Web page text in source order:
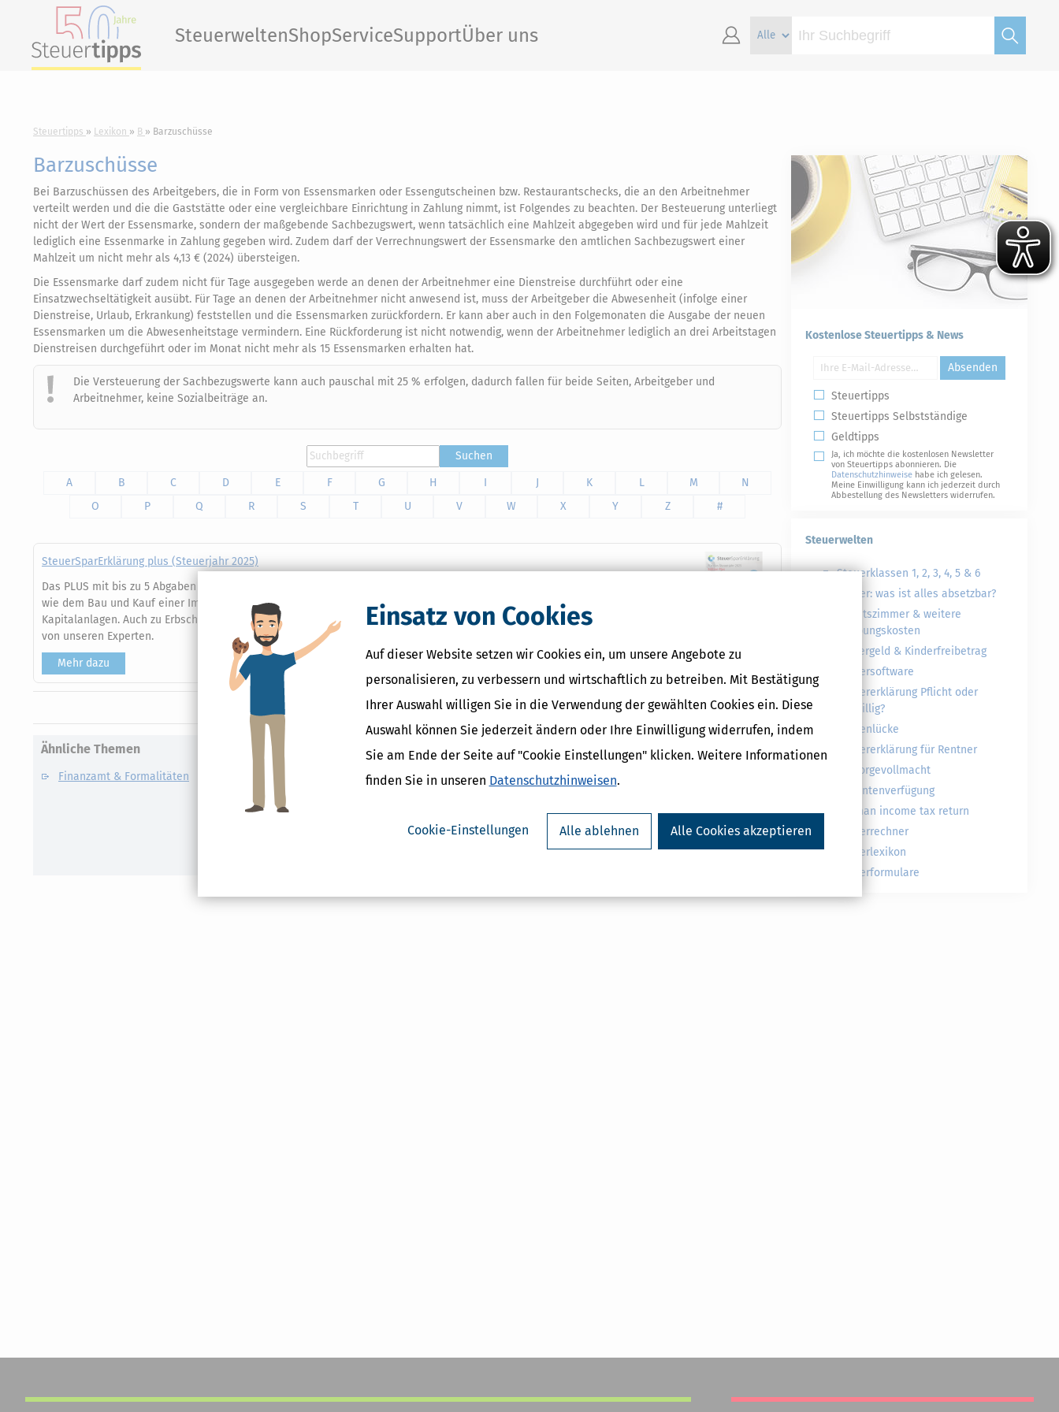
Einsatz von Cookies
Auf dieser Website setzen wir Cookies ein, um unsere Angebote zu
personalisieren, zu verbessern und wirtschaftlich zu betreiben. Mit Bestätigung
Ihrer Auswahl willigen Sie in die Verwendung der gewählten Cookies ein. Diese
Auswahl können Sie jederzeit ändern oder Ihre Einwilligung widerrufen, indem
Sie am Ende der Seite auf "Cookie Einstellungen" klicken. Weitere Informationen
finden Sie in unseren Datenschutzhinweisen.
Cookie-Einstellungen Alle ablehnen Alle Cookies akzeptieren
SteuerweltenShopServiceSupportÜber uns
Steuertipps Lexikon B Barzuschüsse
Barzuschüsse
Bei Barzuschüssen des Arbeitgebers, die in Form von Essensmarken oder Essengutscheinen bzw. Restaurantschecks, die an den Arbeitnehmer
verteilt werden und die die Gaststätte oder eine vergleichbare Einrichtung in Zahlung nimmt, ist Folgendes zu beachten. Der Besteuerung unterliegt
nicht der Wert der Essensmarke, sondern der maßgebende Sachbezugswert, wenn tatsächlich eine Mahlzeit abgegeben wird und für jede Mahlzeit
lediglich eine Essenmarke in Zahlung gegeben wird. Zudem darf der Verrechnungswert der Essensmarke den amtlichen Sachbezugswert einer
Mahlzeit um nicht mehr als 4,13 € (2024) übersteigen.
Die Essensmarke darf zudem nicht für Tage ausgegeben werde an denen der Arbeitnehmer eine Dienstreise durchführt oder eine
Einsatzwechseltätigkeit ausübt. Für Tage an denen der Arbeitnehmer nicht anwesend ist, muss der Arbeitgeber die Abwesenheit (infolge einer
Dienstreise, Urlaub, Erkrankung) feststellen und die Essensmarken zurückfordern. Er kann aber auch in den Folgemonaten die Ausgabe der neuen
Essensmarken um die Abwesenheitstage vermindern. Eine Rückforderung ist nicht notwendig, wenn der Arbeitnehmer lediglich an drei Arbeitstagen
Dienstreisen durchgeführt oder im Monat nicht mehr als 15 Essensmarken erhalten hat.
Die Versteuerung der Sachbezugswerte kann auch pauschal mit 25 % erfolgen, dadurch fallen für beide Seiten, Arbeitgeber und
Arbeitnehmer, keine Sozialbeiträge an.
Suchen
A
B C D E F G H I J K L M
N
O
P Q R S T U V W X Y Z #
SteuerSparErklärung plus (Steuerjahr 2025)
Das PLUS mit bis zu 5 Abgaben Ihrer Steuererklärung! Perfekt für Lehrer geeignet und alle mit besonderen Lebenssituationen
wie dem Bau und Kauf einer Immobilie, steuerlichen Unterhaltsfragen bei Scheidung oder Gewinnen und Verlusten aus
Kapitalanlagen. Auch zu Erbschaften und Schenkungen oder den Steuervorteilen für Kinder erhalten Sie praktische Hinweise
von unseren Experten.
Mehr dazu
Druckversion
Ähnliche Themen
Finanzamt & Formalitäten
Verwandte Begriffe
Geldwerter Vorteil
Arbeitnehmer
Einkünfte aus nichtselbstständiger Arbeit
Kostenlose Steuertipps & News
Absenden
Steuertipps
Steuertipps Selbstständige
Geldtipps
Ja, ich möchte die kostenlosen Newsletter
von Steuertipps abonnieren. Die
Datenschutzhinweise habe ich gelesen.
Meine Einwilligung kann ich jederzeit durch
Abbestellung des Newsletters widerrufen.
Steuerwelten
Steuerklassen 1, 2, 3, 4, 5 & 6
Steuer: was ist alles absetzbar?
Arbeitszimmer & weitere
Werbungskosten
Kindergeld & Kinderfreibetrag
Steuersoftware
Steuererklärung Pflicht oder
freiwillig?
Rentenlücke
Steuererklärung für Rentner
Vorsorgevollmacht
Patientenverfügung
German income tax return
Steuerrechner
Steuerlexikon
Steuerformulare